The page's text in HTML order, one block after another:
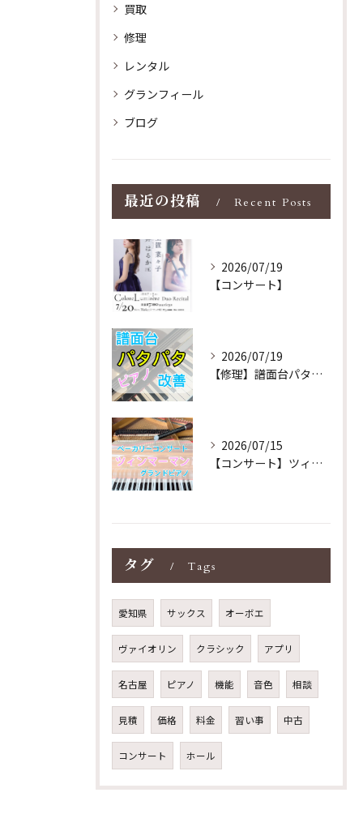
買取
修理
レンタル
グランフィール
ブログ
最近の投稿 Recent Posts
2026/07/19
【コンサート】
2026/07/19
【修理】譜面台パタパタを改善！ストレス解消！
2026/07/15
【コンサート】ツィンマーマンのグランドピアノ♪木目猫足グラン...
タグ Tags
愛知県 サックス オーボエ
ヴァイオリン クラシック アプリ
名古屋 ピアノ 機能 音色 相談
見積 価格 料金 習い事 中古
コンサート ホール